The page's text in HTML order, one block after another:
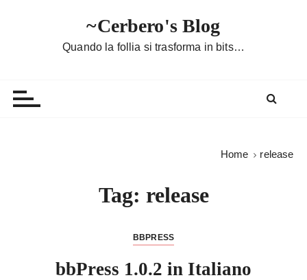
~Cerbero's Blog
Quando la follia si trasforma in bits…
Home release
Tag: release
BBPRESS
bbPress 1.0.2 in Italiano